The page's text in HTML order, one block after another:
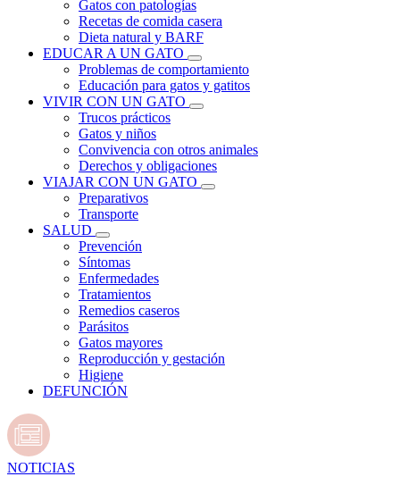
Gatos con patologías
Recetas de comida casera
Dieta natural y BARF
EDUCAR A UN GATO
Problemas de comportamiento
Educación para gatos y gatitos
VIVIR CON UN GATO
Trucos prácticos
Gatos y niños
Convivencia con otros animales
Derechos y obligaciones
VIAJAR CON UN GATO
Preparativos
Transporte
SALUD
Prevención
Síntomas
Enfermedades
Tratamientos
Remedios caseros
Parásitos
Gatos mayores
Reproducción y gestación
Higiene
DEFUNCIÓN
NOTICIAS